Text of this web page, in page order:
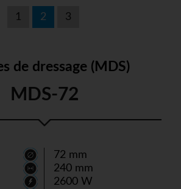
notre gamme MDS
45, 58, 72, 76 et 78 (mm)
8'000, 16'000, 20'000, 25’000 rpm
1 2 3
de dressage (MDS)
MDS-72
72 mm
240 mm
2600 W